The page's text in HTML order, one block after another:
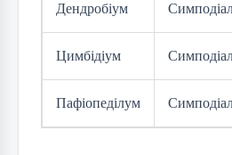
Дендробіум
Цимбідіум
Пафіопеділум